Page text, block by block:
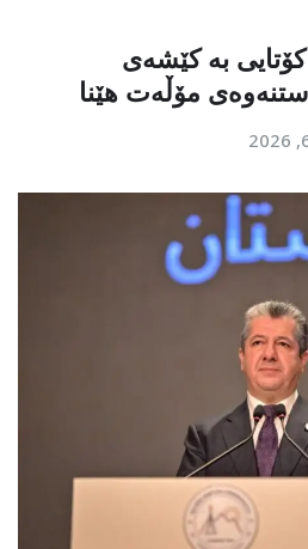
بە کێشەی
مۆڵەت هێنا